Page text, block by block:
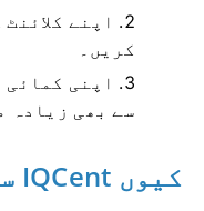
کریں۔
اپنی
سے بھی زیادہ
کیوں IQCent سے رجوع کریں۔